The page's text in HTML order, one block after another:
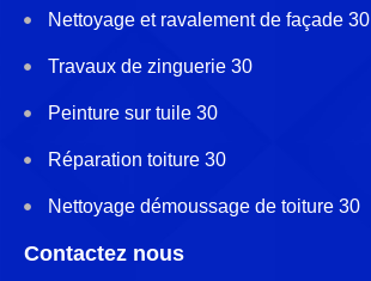
Nettoyage et ravalement de façade 30
Travaux de zinguerie 30
Peinture sur tuile 30
Réparation toiture 30
Nettoyage démoussage de toiture 30
Contactez nous